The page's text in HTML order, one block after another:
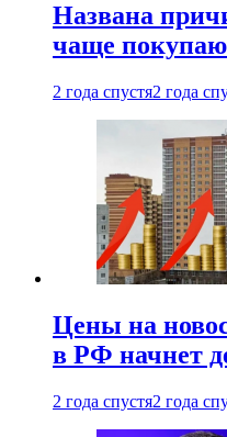
Названа
чаще
2 года спустя2 года
Цены на
в РФ начнет
2 года спустя2 года